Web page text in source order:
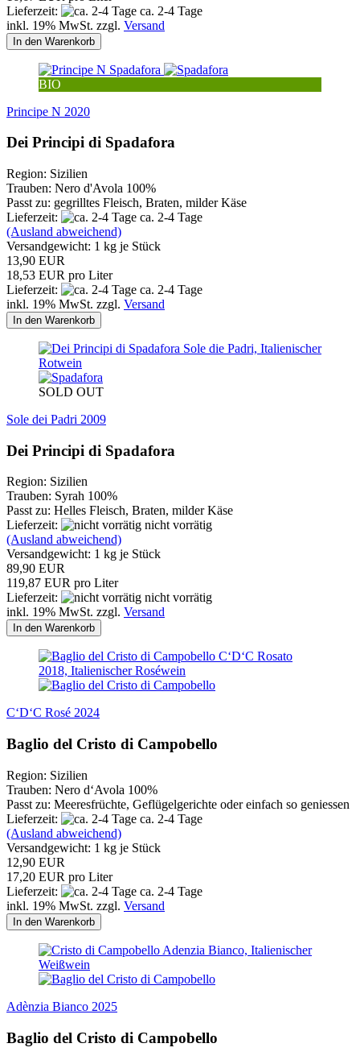
Lieferzeit:
ca. 2-4 Tage
inkl. 19% MwSt. zzgl. Versand
In den Warenkorb
BIO
Principe N 2020
Dei Principi di Spadafora
Region: Sizilien
Trauben: Nero d'Avola 100%
Passt zu: gegrilltes Fleisch, Braten, milder Käse
Lieferzeit:
ca. 2-4 Tage
(Ausland abweichend)
Versandgewicht: 1 kg je Stück
13,90 EUR
18,53 EUR pro Liter
Lieferzeit:
ca. 2-4 Tage
inkl. 19% MwSt. zzgl. Versand
In den Warenkorb
SOLD OUT
Sole dei Padri 2009
Dei Principi di Spadafora
Region: Sizilien
Trauben: Syrah 100%
Passt zu: Helles Fleisch, Braten, milder Käse
Lieferzeit:
nicht vorrätig
(Ausland abweichend)
Versandgewicht: 1 kg je Stück
89,90 EUR
119,87 EUR pro Liter
Lieferzeit:
nicht vorrätig
inkl. 19% MwSt. zzgl. Versand
In den Warenkorb
C‘D‘C Rosé 2024
Baglio del Cristo di Campobello
Region: Sizilien
Trauben: Nero d‘Avola 100%
Passt zu: Meeresfrüchte, Geflügelgerichte oder einfach so geniessen
Lieferzeit:
ca. 2-4 Tage
(Ausland abweichend)
Versandgewicht: 1 kg je Stück
12,90 EUR
17,20 EUR pro Liter
Lieferzeit:
ca. 2-4 Tage
inkl. 19% MwSt. zzgl. Versand
In den Warenkorb
Adènzia Bianco 2025
Baglio del Cristo di Campobello